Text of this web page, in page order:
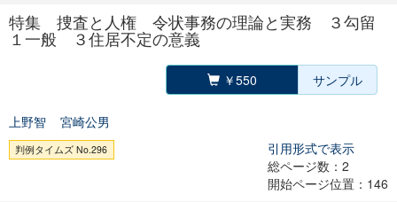
特集 捜査と人権 令状事務の理論と実務 ３勾留
１一般 ３住居不定の意義
￥550 サンプル
上野智 宮崎公男
判例タイムズ No.296
引用形式で表示
総ページ数：2
開始ページ位置：146